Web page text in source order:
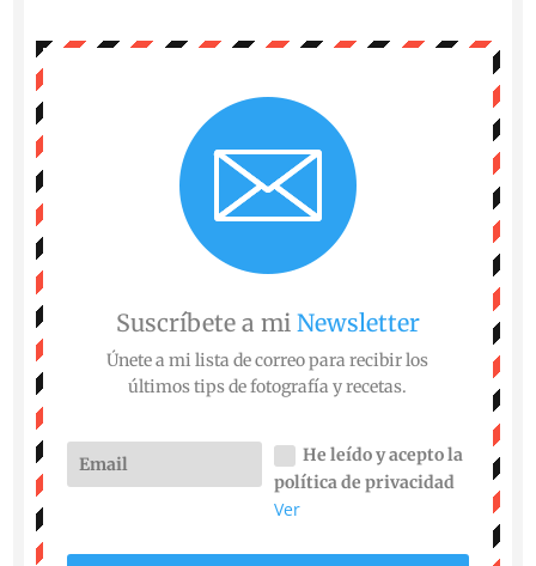
Suscríbete a mi Newsletter
Únete a mi lista de correo para recibir los
últimos tips de fotografía y recetas.
He leído y acepto la
política de privacidad
Ver